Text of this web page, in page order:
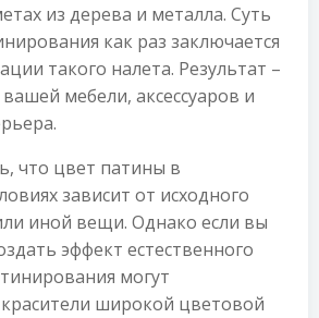
из дерева и металла. Суть
как раз заключается
такого налета. Результат –
мебели, аксессуаров и
что цвет патины в
зависит от исходного
иной вещи. Однако если вы
эффект естественного
могут
красители широкой цветовой